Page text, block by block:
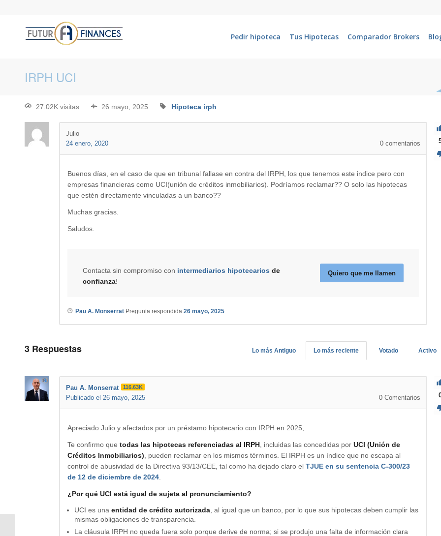
Pedir hipoteca Tus Hipotecas Comparador Brokers
IRPH UCI
27.02K visitas 26 mayo, 2025 Hipoteca irph
Julio
24 enero, 2020
0 comentarios
Buenos días, en el caso de que en tribunal fallase en contra del IRPH, los que tenemos este indice pero con
empresas financieras como UCI(unión de créditos inmobiliarios). Podríamos reclamar?? O solo las hipotecas
que estén directamente vinculadas a un banco??
Muchas gracias.
Saludos.
Contacta sin compromiso con intermediarios hipotecarios de
confianza!
Quiero que me llamen
Pau A. Monserrat Pregunta respondida 26 mayo, 2025
3 Respuestas Activo
Votado
Lo más reciente
Lo más Antiguo
Pau A. Monserrat 116.63K
Publicado el 26 mayo, 2025 0 Comentarios
Apreciado Julio y afectados por un préstamo hipotecario con IRPH en 2025,
Te confirmo que todas las hipotecas referenciadas al IRPH , incluidas las concedidas por UCI (Unión de
Créditos Inmobiliarios) , pueden reclamar en los mismos términos. El IRPH es un índice que no escapa al
control de abusividad de la Directiva 93/13/CEE, tal como ha dejado claro el TJUE en su sentencia C-300/23
de 12 de diciembre de 2024
¿Por qué UCI está igual de sujeta al pronunciamiento?
UCI es una entidad de crédito autorizada , al igual que un banco, por lo que sus hipotecas deben cumplir las
mismas obligaciones de transparencia.
La cláusula IRPH no queda fuera solo porque derive de norma; si se produjo una falta de información clara